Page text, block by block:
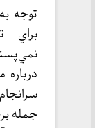
توجه
براي
جمله